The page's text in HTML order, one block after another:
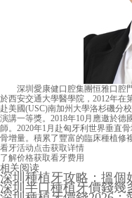
深圳愛康健口腔集團恒雅口腔門
於西安交通大學醫學院，2012年在
赴美國(USC)南加州大學洛杉磯分
演講一等獎。2018年10月應邀於
師。2020年1月赴匈牙利世界垂直
骨增量。積累了豐富的臨床種植修
看牙活动点击获取详情
了解价格获取看牙费用
相关阅读
深圳種植牙攻略：搵個
深圳半口種植牙價錢幾